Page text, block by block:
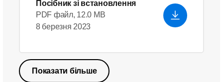
Посібник зі встановлення
PDF файл, 12.0 MB
8 березня 2023
Показати більше